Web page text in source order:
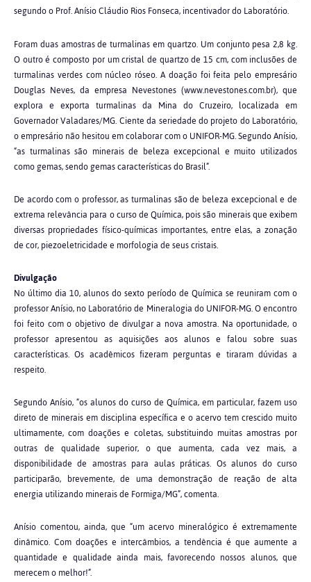
segundo o Prof. Anísio Cláudio Rios Fonseca, incentivador do Laboratório.
Foram duas amostras de turmalinas em quartzo. Um conjunto pesa 2,8 kg.
O outro é composto por um cristal de quartzo de 15 cm, com inclusões de
turmalinas verdes com núcleo róseo. A doação foi feita pelo empresário
Douglas Neves, da empresa Nevestones (www.nevestones.com.br), que
explora e exporta turmalinas da Mina do Cruzeiro, localizada em
Governador Valadares/MG. Ciente da seriedade do projeto do Laboratório,
o empresário não hesitou em colaborar com o UNIFOR-MG. Segundo Anísio,
“as turmalinas são minerais de beleza excepcional e muito utilizados
como gemas, sendo gemas características do Brasil”.
De acordo com o professor, as turmalinas são de beleza excepcional e de
extrema relevância para o curso de Química, pois são minerais que exibem
diversas propriedades físico-químicas importantes, entre elas, a zonação
de cor, piezoeletricidade e morfologia de seus cristais.
Divulgação
No último dia 10, alunos do sexto período de Química se reuniram com o
professor Anísio, no Laboratório de Mineralogia do UNIFOR-MG. O encontro
foi feito com o objetivo de divulgar a nova amostra. Na oportunidade, o
professor apresentou as aquisições aos alunos e falou sobre suas
características. Os acadêmicos fizeram perguntas e tiraram dúvidas a
respeito.
Segundo Anísio, “os alunos do curso de Química, em particular, fazem uso
direto de minerais em disciplina específica e o acervo tem crescido muito
ultimamente, com doações e coletas, substituindo muitas amostras por
outras de qualidade superior, o que aumenta, cada vez mais, a
disponibilidade de amostras para aulas práticas. Os alunos do curso
participarão, brevemente, de uma demonstração de reação de alta
energia utilizando minerais de Formiga/MG”, comenta.
Anísio comentou, ainda, que “um acervo mineralógico é extremamente
dinâmico. Com doações e intercâmbios, a tendência é que aumente a
quantidade e qualidade ainda mais, favorecendo nossos alunos, que
merecem o melhor!”.